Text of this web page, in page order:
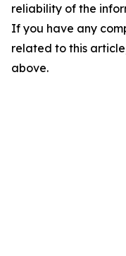
reliability of the
If you have any
related to this
above.